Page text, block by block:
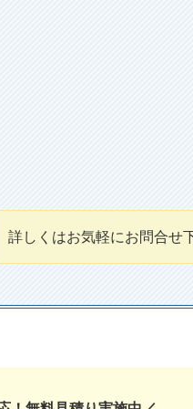
詳しくはお気軽にお問合せ